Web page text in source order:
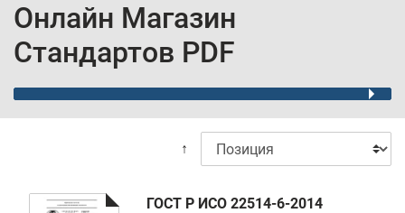
Онлайн Магазин
Стандартов PDF
↑
ГОСТ Р ИСО 22514-6-2014